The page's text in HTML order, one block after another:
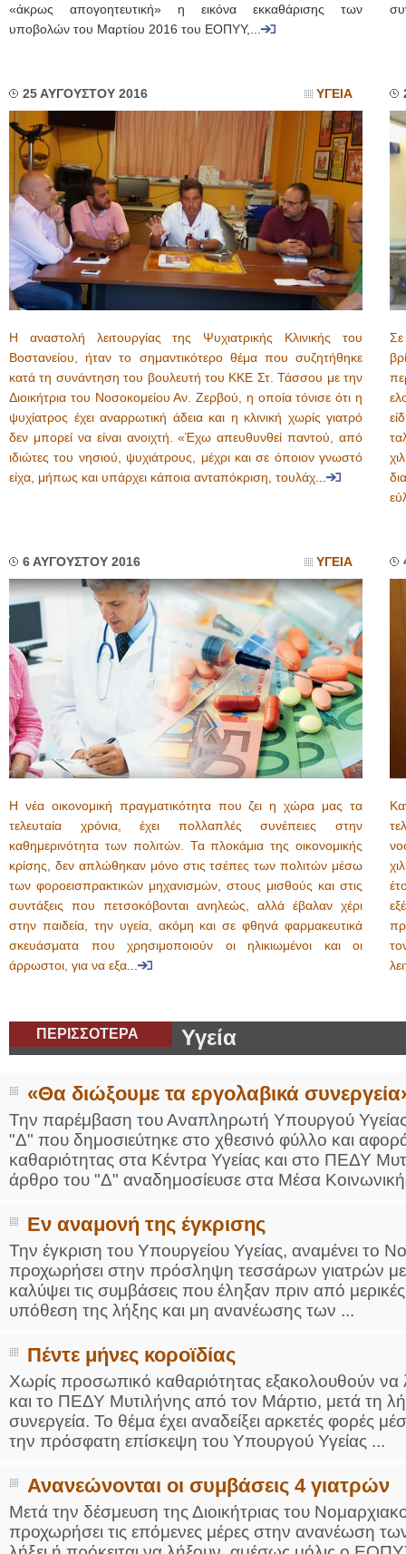
«άκρως απογοητευτική» η εικόνα εκκαθάρισης των
υποβολών του Μαρτίου 2016 του ΕΟΠΥΥ,...
25 ΑΥΓΟΥΣΤΟΥ 2016 ΥΓΕΙΑ
Η αναστολή λειτουργίας της Ψυχιατρικής Κλινικής του
Βοστανείου, ήταν το σημαντικότερο θέμα που συζητήθηκε
κατά τη συνάντηση του βουλευτή του ΚΚΕ Στ. Τάσσου με την
Διοικήτρια του Νοσοκομείου Αν. Ζερβού, η οποία τόνισε ότι η
ψυχίατρος έχει αναρρωτική άδεια και η κλινική χωρίς γιατρό
δεν μπορεί να είναι ανοιχτή. «Έχω απευθυνθεί παντού, από
ιδιώτες του νησιού, ψυχιάτρους, μέχρι και σε όποιον γνωστό
είχα, μήπως και υπάρχει κάποια ανταπόκριση, τουλάχ...
6 ΑΥΓΟΥΣΤΟΥ 2016 ΥΓΕΙΑ
Η νέα οικονομική πραγματικότητα που ζει η χώρα μας τα
τελευταία χρόνια, έχει πολλαπλές συνέπειες στην
καθημερινότητα των πολιτών. Τα πλοκάμια της οικονομικής
κρίσης, δεν απλώθηκαν μόνο στις τσέπες των πολιτών μέσω
των φοροεισπρακτικών μηχανισμών, στους μισθούς και στις
συντάξεις που πετσοκόβονται ανηλεώς, αλλά έβαλαν χέρι
στην παιδεία, την υγεία, ακόμη και σε φθηνά φαρμακευτικά
σκευάσματα που χρησιμοποιούν οι ηλικιωμένοι και οι
άρρωστοι, για να εξα...
ΠΕΡΙΣΣΟΤΕΡΑ Υγεία
«Θα διώξουμε τα εργολαβικά
Την παρέμβαση του Αναπληρωτή Υπουργού
"Δ" που δημοσιεύτηκε στο χθεσινό φύλλο και
καθαριότητας στα Κέντρα Υγείας και στο ΠΕΔΥ
άρθρο του "Δ" αναδημοσίευσε στα Μέσα
Εν αναμονή της έγκρισης
Την έγκριση του Υπουργείου Υγείας, αναμένει το
προχωρήσει στην πρόσληψη τεσσάρων γιατρών
καλύψει τις συμβάσεις που έληξαν πριν από
υπόθεση της λήξης και μη ανανέωσης των ...
Πέντε μήνες κοροϊδίας
Χωρίς προσωπικό καθαριότητας εξακολουθούν να
και το ΠΕΔΥ Μυτιλήνης από τον Μάρτιο, μετά τη
συνεργεία. Το θέμα έχει αναδείξει αρκετές φορές
την πρόσφατη επίσκεψη του Υπουργού Υγείας ...
Ανανεώνονται οι συμβάσεις 4 γιατρών
Μετά την δέσμευση της Διοικήτριας του
προχωρήσει τις επόμενες μέρες στην ανανέωση